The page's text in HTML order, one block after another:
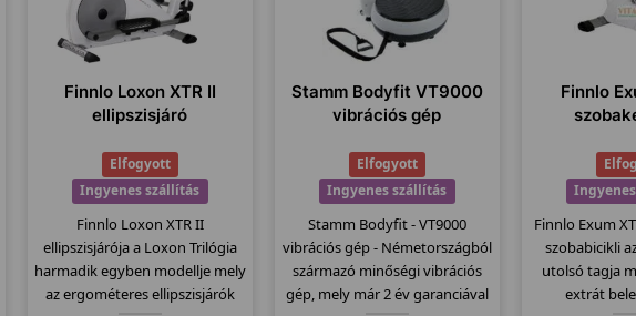
Finnlo Loxon XTR II
ellipszisjáró
Elfogyott
Ingyenes szállítás
Finnlo Loxon XTR II
ellipszisjárója a Loxon Trilógia
harmadik egyben modellje mely
az ergométeres ellipszisjárók
Stamm Bodyfit VT9000
vibrációs gép
Elfogyott
Ingyenes szállítás
Stamm Bodyfit - VT9000
vibrációs gép - Németországból
származó minőségi vibrációs
gép, mely már 2 év garanciával
Finnlo
Finnlo Exum
szobabicikli
utolsó tagja
extrát